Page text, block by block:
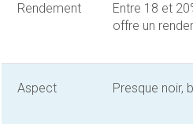
Rendement
Entre 18 et
offre un
Aspect Presque noir,